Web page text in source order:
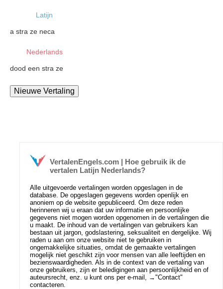
Latijn
a stra ze neca
Nederlands
dood een stra ze
VertalenEngels.com | Hoe gebruik ik de
vertalen Latijn Nederlands?
Alle uitgevoerde vertalingen worden opgeslagen in de
database. De opgeslagen gegevens worden openlijk en
anoniem op de website gepubliceerd. Om deze reden
herinneren wij u eraan dat uw informatie en persoonlijke
gegevens niet mogen worden opgenomen in de vertalingen die
u maakt. De inhoud van de vertalingen van gebruikers kan
bestaan uit jargon, godslastering, seksualiteit en dergelijke. Wij
raden u aan om onze website niet te gebruiken in
ongemakkelijke situaties, omdat de gemaakte vertalingen
mogelijk niet geschikt zijn voor mensen van alle leeftijden en
bezienswaardigheden. Als in de context van de vertaling van
onze gebruikers, zijn er beledigingen aan persoonlijkheid en of
auteursrecht, enz. u kunt ons per e-mail, →"Contact"
contacteren.